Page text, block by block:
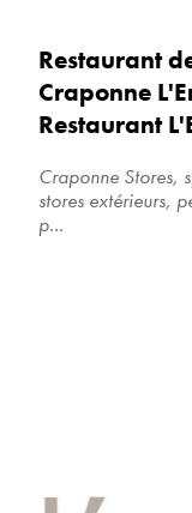
Restaurant
Craponne
Restaurant
Craponne Stores,
stores extérieurs,
p...